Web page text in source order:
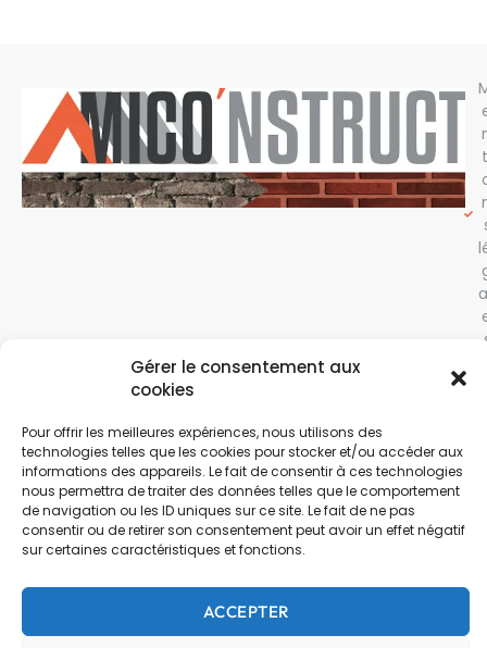
Gérer le consentement aux
cookies
Pour offrir les meilleures expériences, nous utilisons des
technologies telles que les cookies pour stocker et/ou accéder aux
informations des appareils. Le fait de consentir à ces technologies
nous permettra de traiter des données telles que le comportement
de navigation ou les ID uniques sur ce site. Le fait de ne pas
consentir ou de retirer son consentement peut avoir un effet négatif
sur certaines caractéristiques et fonctions.
ACCEPTER